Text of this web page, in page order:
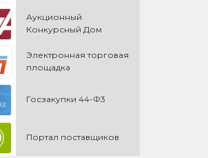
Аукционный
Конкурсный Дом
Электронная торговая
площадка
Госзакупки 44-Ф3
Портал поставщиков